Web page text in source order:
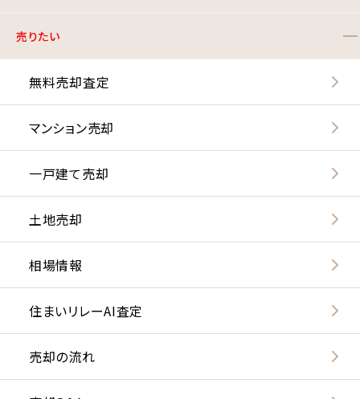
売りたい
無料売却査定
マンション売却
一戸建て売却
土地売却
相場情報
住まいリレーAI査定
売却の流れ